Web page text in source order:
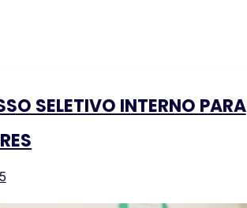
SELETIVO INTERNO PARA